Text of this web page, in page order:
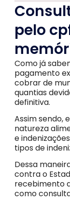
pelo
Como já
pagamento
cobrar de
quantias
definitiva.
Assim sendo,
natureza
e
tipos de
Dessa
contra o
recebimento
como